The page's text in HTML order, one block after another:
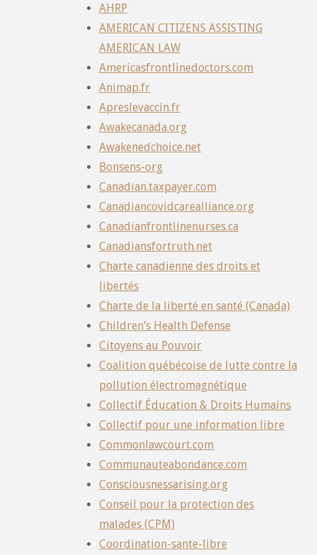
AHRP
AMERICAN CITIZENS ASSISTING
AMERICAN LAW
Americasfrontlinedoctors.com
Animap.fr
Apreslevaccin.fr
Awakecanada.org
Awakenedchoice.net
Bonsens-org
Canadian.taxpayer.com
Canadiancovidcarealliance.org
Canadianfrontlinenurses.ca
Canadiansfortruth.net
Charte canadienne des droits et
libertés
Charte de la liberté en santé (Canada)
Children’s Health Defense
Citoyens au Pouvoir
Coalition québécoise de lutte contre la
pollution électromagnétique
Collectif Éducation & Droits Humains
Collectif pour une information libre
Commonlawcourt.com
Communauteabondance.com
Consciousnessarising.org
Conseil pour la protection des
malades (CPM)
Coordination-sante-libre